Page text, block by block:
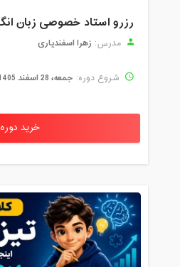
مدرس: زهرا اسفندیاری
شروع دوره: جمعه، 28 اسفند 1405
خرید دوره